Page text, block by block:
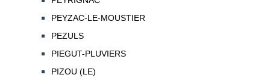
PEYZAC-LE-MOUSTIER
PEZULS
PIEGUT-PLUVIERS
PIZOU (LE)